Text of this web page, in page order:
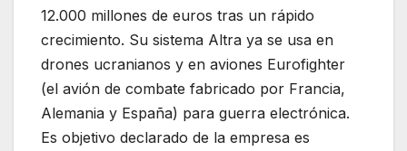
12.000 millones de euros tras un rápido
crecimiento. Su sistema Altra ya se usa en
drones ucranianos y en aviones Eurofighter
(el avión de combate fabricado por Francia,
Alemania y España) para guerra electrónica.
Es objetivo declarado de la empresa es